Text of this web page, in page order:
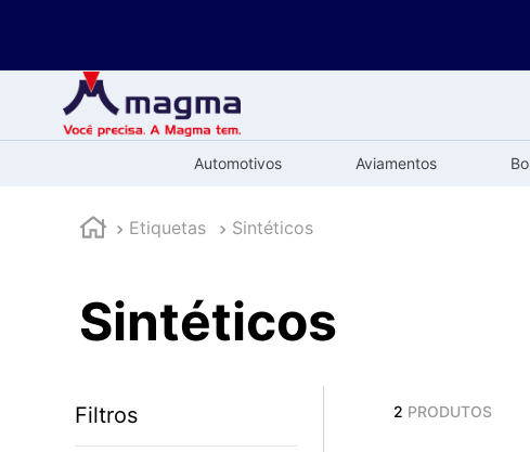
Automotivos Aviamentos
Etiquetas Sintéticos
Sintéticos
Filtros 2 PRODUTOS